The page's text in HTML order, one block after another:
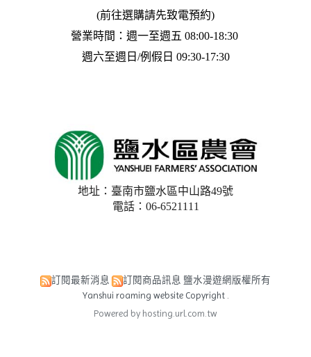
(前往選購請先致電預約)
營業時間：週一至週五 08:00-18:30
週六至週日/例假日 09:30-17:30
地址：臺南市鹽水區中山路49號
電話：06-6521111
訂閱最新消息 訂閱商品訊息 鹽水漫遊網版權所有
Yanshui roaming website Copyright .
Powered by hosting.url.com.tw